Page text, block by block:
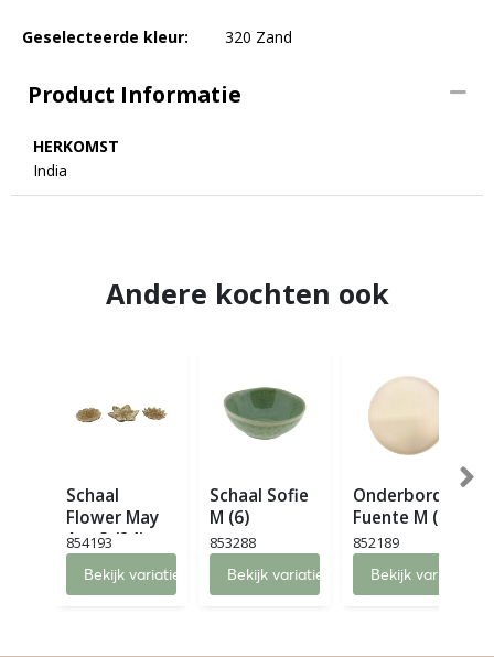
Geselecteerde kleur: 320 Zand
Product Informatie
HERKOMST
India
Andere kochten ook
Schaal
Flower May
Ass 3 (24)
854193
Bekijk variaties
Schaal Sofie
M (6)
853288
Bekijk variaties
Onderbord
Fuente M (6)
852189
Bekijk variaties